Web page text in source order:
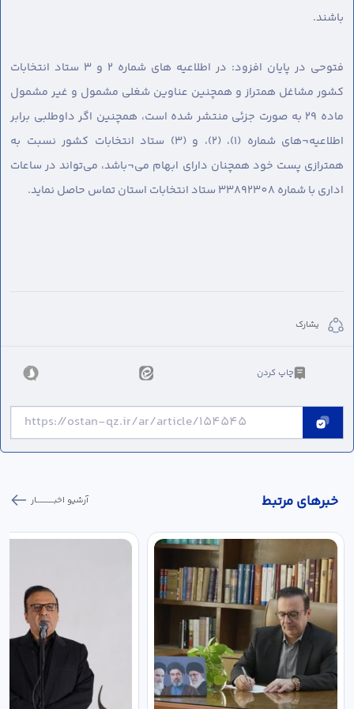
باشند.
فتوحی در پایان افزود: در اطلاعیه های شماره 2 و 3 ستاد انتخابات
کشور مشاغل همتراز و همچنین عناوین شغلی مشمول و غیر مشمول
ماده 29 به صورت جزئی منتشر شده است، همچنین اگر داوطلبی برابر
اطلاعیه¬های شماره (1)، (2)، و (3) ستاد انتخابات کشور نسبت به
همترازی پست خود همچنان دارای ابهام می¬باشد، می‌تواند در ساعات
اداری با شماره 33892308 ستاد انتخابات استان تماس حاصل نماید.
يشارك
چاپ کردن
خبر‌های مرتبط آرشیو اخبـــــــــــار